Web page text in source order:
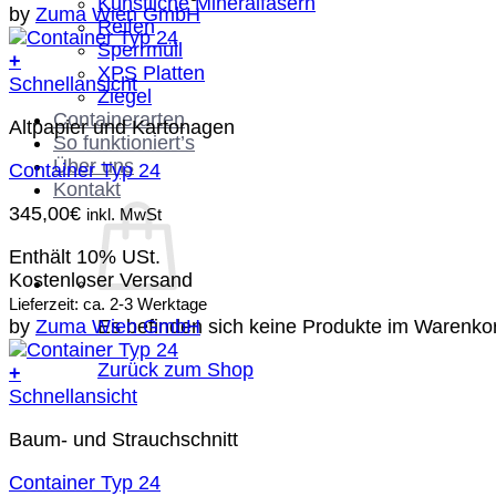
Reifen
Sperrmüll
XPS Platten
Ziegel
Containerarten
So funktioniert’s
Über uns
Kontakt
Es befinden sich keine Produkte im
Zurück zum Shop
by Zuma Wien GmbH
+
Schnellansicht
Altpapier und Kartonagen
Container Typ 24
345,00€ inkl. MwSt
Enthält 10% USt.
Kostenloser Versand
Lieferzeit: ca. 2-3 Werktage
by Zuma Wien GmbH
+
Schnellansicht
Baum- und Strauchschnitt
Container Typ 24